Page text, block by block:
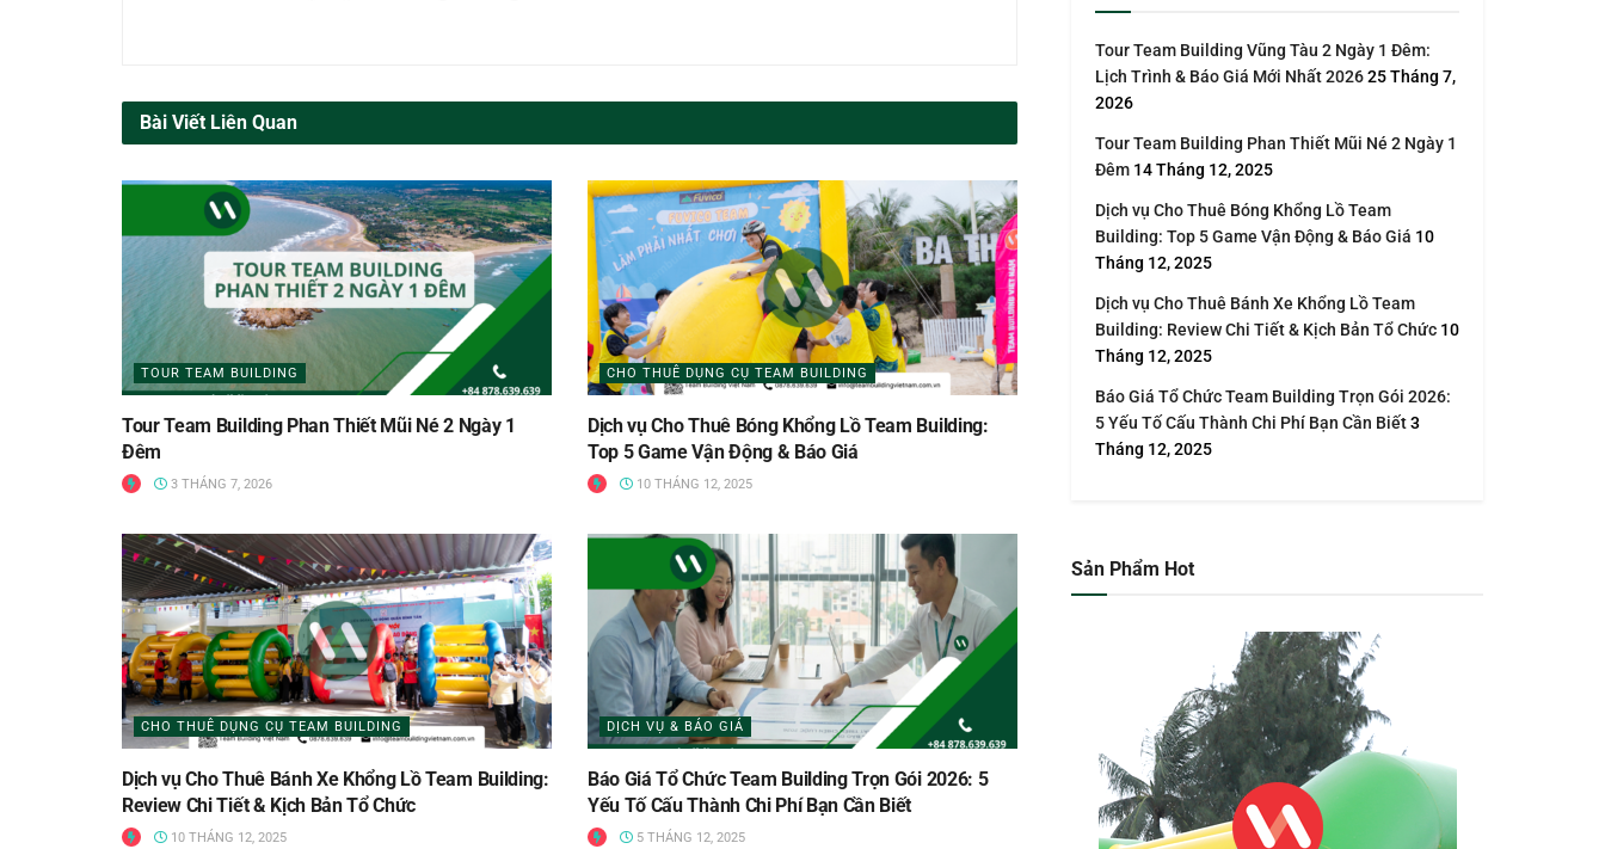
Bài Viết Liên Quan
TOUR TEAM BUILDING
Tour Team Building Phan Thiết Mũi Né 2 Ngày 1
Đêm
3 THÁNG 7, 2026
CHO THUÊ DỤNG CỤ TEAM BUILDING
Dịch vụ Cho Thuê Bóng Khổng Lồ Team Building:
Top 5 Game Vận Động & Báo Giá
10 THÁNG 12, 2025
CHO THUÊ DỤNG CỤ TEAM BUILDING
Dịch vụ Cho Thuê Bánh Xe Khổng Lồ Team Building:
Review Chi Tiết & Kịch Bản Tổ Chức
10 THÁNG 12, 2025
DỊCH VỤ & BÁO GIÁ
Báo Giá Tổ Chức Team Building Trọn Gói 2026: 5
Yếu Tố Cấu Thành Chi Phí Bạn Cần Biết
5 THÁNG 12, 2025
Tour Team Building Vũng Tàu 2 Ngày 1 Đêm:
Lịch Trình & Báo Giá Mới Nhất 202625 Tháng 7,
2026
Tour Team Building Phan Thiết Mũi Né 2 Ngày 1
Đêm 14 Tháng 12, 2025
Dịch vụ Cho Thuê Bóng Khổng Lồ Team
Building: Top 5 Game Vận Động & Báo Giá 10
Tháng 12, 2025
Dịch vụ Cho Thuê Bánh Xe Khổng Lồ Team
Building: Review Chi Tiết & Kịch Bản Tổ Chức 10
Tháng 12, 2025
Báo Giá Tổ Chức Team Building Trọn Gói 2026:
5 Yếu Tố Cấu Thành Chi Phí Bạn Cần Biết3
Tháng 12, 2025
Sản Phẩm Hot